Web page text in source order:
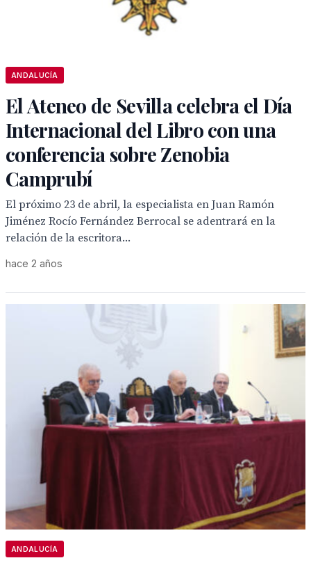
ANDALUCÍA
El Ateneo de Sevilla celebra el Día
Internacional del Libro con una
conferencia sobre Zenobia
Camprubí
El próximo 23 de abril, la especialista en Juan Ramón
Jiménez Rocío Fernández Berrocal se adentrará en la
relación de la escritora...
hace 2 años
ANDALUCÍA